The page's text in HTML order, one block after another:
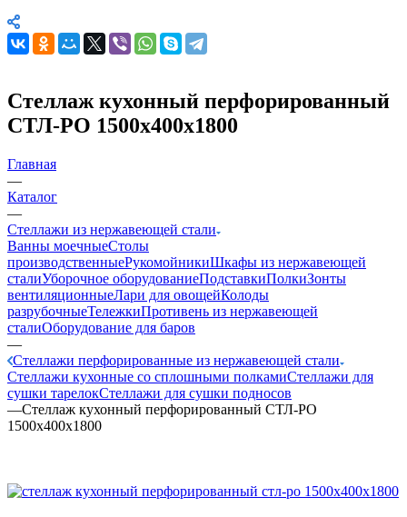
Стеллаж кухонный перфорированный
СТЛ-РО 1500х400х1800
Главная
—
Каталог
—
Стеллажи из нержавеющей стали
Ванны моечныеСтолы
производственныеРукомойникиШкафы из нержавеющей
сталиУборочное оборудованиеПодставкиПолкиЗонты
вентиляционныеЛари для овощейКолоды
разрубочныеТележкиПротивень из нержавеющей
сталиОборудование для баров
—
Стеллажи перфорированные из нержавеющей стали
Стеллажи кухонные со сплошными полкамиСтеллажи для
сушки тарелокСтеллажи для сушки подносов
—Стеллаж кухонный перфорированный СТЛ-РО
1500х400х1800